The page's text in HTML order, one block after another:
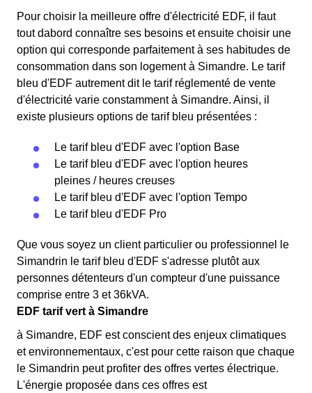
Pour choisir la meilleure offre d'électricité EDF, il faut
tout dabord connaître ses besoins et ensuite choisir une
option qui corresponde parfaitement à ses habitudes de
consommation dans son logement à Simandre. Le tarif
bleu d'EDF autrement dit le tarif réglementé de vente
d'électricité varie constamment à Simandre. Ainsi, il
existe plusieurs options de tarif bleu présentées :
Le tarif bleu d'EDF avec l'option Base
Le tarif bleu d'EDF avec l'option heures
pleines / heures creuses
Le tarif bleu d'EDF avec l'option Tempo
Le tarif bleu d'EDF Pro
Que vous soyez un client particulier ou professionnel le
Simandrin le tarif bleu d'EDF s'adresse plutôt aux
personnes détenteurs d'un compteur d'une puissance
comprise entre 3 et 36kVA.
EDF tarif vert à Simandre
à Simandre, EDF est conscient des enjeux climatiques
et environnementaux, c'est pour cette raison que chaque
le Simandrin peut profiter des offres vertes électrique.
L'énergie proposée dans ces offres est